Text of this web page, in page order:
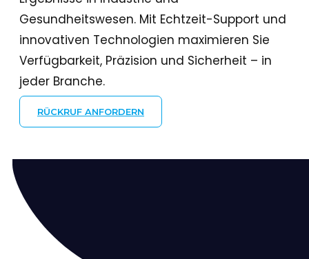
Gesundheitswesen. Mit Echtzeit-Support und
innovativen Technologien maximieren Sie
Verfügbarkeit, Präzision und Sicherheit – in
jeder Branche.
RÜCKRUF ANFORDERN